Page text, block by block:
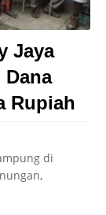
Jaya
Rupiah
di